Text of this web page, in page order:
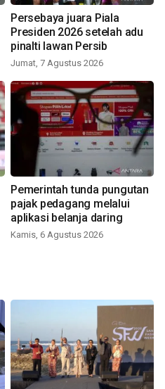
Persebaya juara Piala
Presiden 2026 setelah adu
pinalti lawan Persib
Jumat, 7 Agustus 2026
Pemerintah tunda pungutan
pajak pedagang melalui
aplikasi belanja daring
Kamis, 6 Agustus 2026